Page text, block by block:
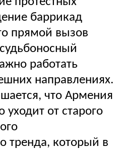
баррикад
прямой вызов
работать
направлениях.
что Армения
от старого
тренда, который в